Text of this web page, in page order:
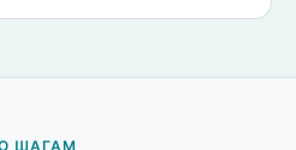
ШАГАМ